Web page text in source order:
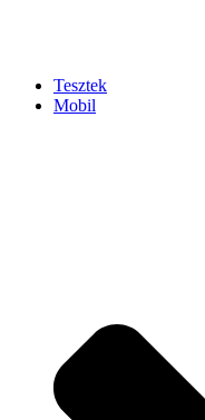
Tesztek
Mobil